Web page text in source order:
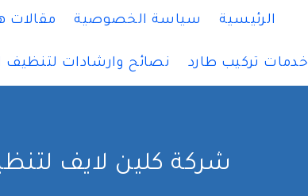
الرئيسية سياسة الخصوصية مقالات
خدمات تركيب طارد نصائح وارشادات لتنظيف
شركة كلين لايف